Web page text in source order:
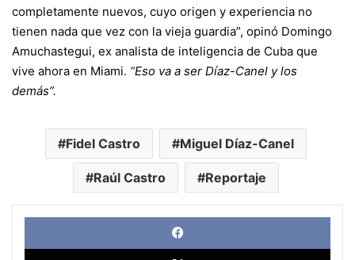
completamente nuevos, cuyo origen y experiencia no
tienen nada que vez con la vieja guardia”, opinó Domingo
Amuchastegui, ex analista de inteligencia de Cuba que
vive ahora en Miami. “Eso va a ser Díaz-Canel y los
demás”.
Fidel Castro Miguel Díaz-Canel
Raúl Castro Reportaje
X